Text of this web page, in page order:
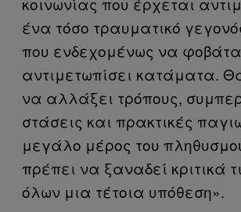
ένα τόσο τραυματικό
που ενδεχομένως να
αντιμετωπίσει κατάματα.
να αλλάξει τρόπους,
στάσεις και πρακτικές
μεγάλο μέρος του
πρέπει να ξαναδεί κριτικά
όλων μια τέτοια υπόθεση».